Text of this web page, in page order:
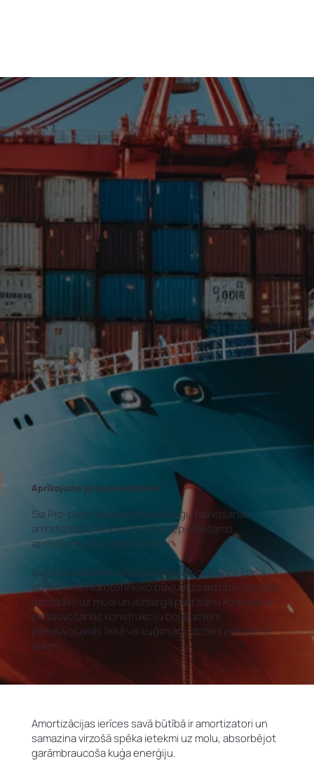
Aprīkojums jūras piestātnēm
Sia Pro-parts piedāvā dažādi kuģu tauvošanas
amortizācijas ierīces un citu nepieciešamo
aprīkojumu jūras piestātnēm!
Kuģu tauvošanas amortizācijas ierīces tas ir īpašs
aprīkojums hidrotehnisko būvju aizsardzībai, kas tiek
uzstādīts uz mola un aizsargā pret sānu korpusa un
pietauvošanās konstrukciju bojājumiem
pietauvošanās laikā vai kuģim atrodoties nelīdzenā
ūdenī.
Amortizācijas ierīces savā būtībā ir amortizatori un
samazina virzošā spēka ietekmi uz molu, absorbējot
garāmbraucoša kuģa enerģiju.